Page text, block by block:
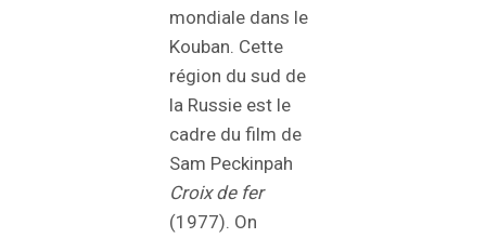
mondiale dans le
Kouban. Cette
région du sud de
la Russie est le
cadre du film de
Sam Peckinpah
Croix de fer
(1977). On